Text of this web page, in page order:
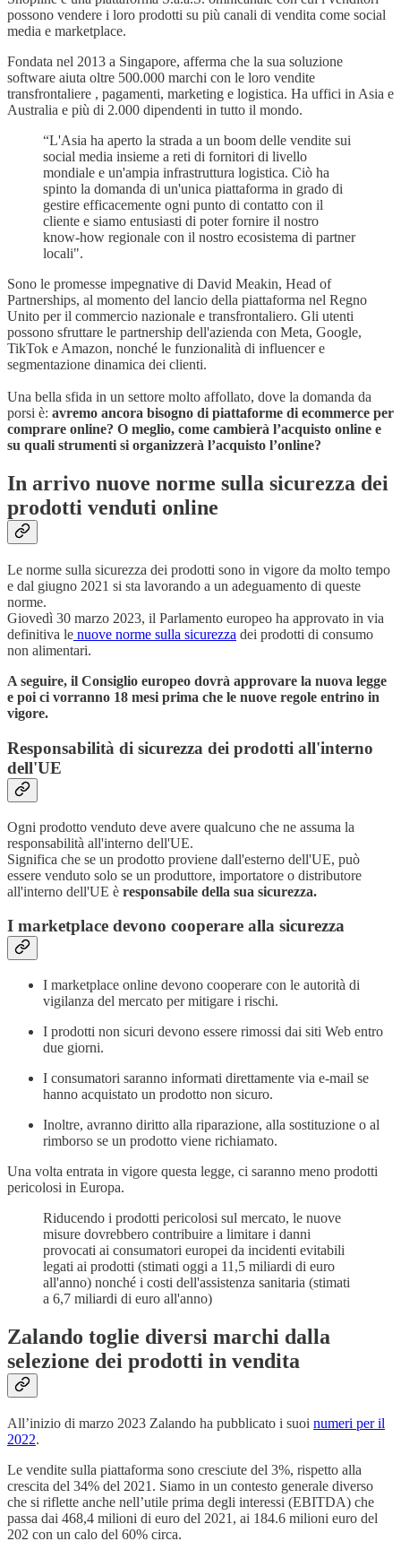
possono vendere i loro prodotti su più canali di vendita come social
media e marketplace.
Fondata nel 2013 a Singapore, afferma che la sua soluzione
software aiuta oltre 500.000 marchi con le loro vendite
transfrontaliere , pagamenti, marketing e logistica. Ha uffici in Asia e
Australia e più di 2.000 dipendenti in tutto il mondo.
“L'Asia ha aperto la strada a un boom delle vendite sui
social media insieme a reti di fornitori di livello
mondiale e un'ampia infrastruttura logistica. Ciò ha
spinto la domanda di un'unica piattaforma in grado di
gestire efficacemente ogni punto di contatto con il
cliente e siamo entusiasti di poter fornire il nostro
know-how regionale con il nostro ecosistema di partner
locali".
Sono le promesse impegnative di David Meakin, Head of
Partnerships, al momento del lancio della piattaforma nel Regno
Unito per il commercio nazionale e transfrontaliero. Gli utenti
possono sfruttare le partnership dell'azienda con Meta, Google,
TikTok e Amazon, nonché le funzionalità di influencer e
segmentazione dinamica dei clienti.
Una bella sfida in un settore molto affollato, dove la domanda da
porsi è: avremo ancora bisogno di piattaforme di ecommerce per
comprare online? O meglio, come cambierà l’acquisto online e
su quali strumenti si organizzerà l’acquisto l’online?
In arrivo nuove norme sulla sicurezza dei
prodotti venduti online
Le norme sulla sicurezza dei prodotti sono in vigore da molto tempo
e dal giugno 2021 si sta lavorando a un adeguamento di queste
norme.
Giovedì 30 marzo 2023, il Parlamento europeo ha approvato in via
definitiva le nuove norme sulla sicurezza dei prodotti di consumo
non alimentari.
A seguire, il Consiglio europeo dovrà approvare la nuova legge
e poi ci vorranno 18 mesi prima che le nuove regole entrino in
vigore.
Responsabilità di sicurezza dei prodotti all'interno
dell'UE
Ogni prodotto venduto deve avere qualcuno che ne assuma la
responsabilità all'interno dell'UE.
Significa che se un prodotto proviene dall'esterno dell'UE, può
essere venduto solo se un produttore, importatore o distributore
all'interno dell'UE è responsabile della sua sicurezza.
I marketplace devono cooperare alla sicurezza
I marketplace online devono cooperare con le autorità di
vigilanza del mercato per mitigare i rischi.
I prodotti non sicuri devono essere rimossi dai siti Web entro
due giorni.
I consumatori saranno informati direttamente via e-mail se
hanno acquistato un prodotto non sicuro.
Inoltre, avranno diritto alla riparazione, alla sostituzione o al
rimborso se un prodotto viene richiamato.
Una volta entrata in vigore questa legge, ci saranno meno prodotti
pericolosi in Europa.
Riducendo i prodotti pericolosi sul mercato, le nuove
misure dovrebbero contribuire a limitare i danni
provocati ai consumatori europei da incidenti evitabili
legati ai prodotti (stimati oggi a 11,5 miliardi di euro
all'anno) nonché i costi dell'assistenza sanitaria (stimati
a 6,7 miliardi di euro all'anno)
Zalando toglie diversi marchi dalla
selezione dei prodotti in vendita
All’inizio di marzo 2023 Zalando ha pubblicato i suoi numeri per il
2022.
Le vendite sulla piattaforma sono cresciute del 3%, rispetto alla
crescita del 34% del 2021. Siamo in un contesto generale diverso
che si riflette anche nell’utile prima degli interessi (EBITDA) che
passa dai 468,4 milioni di euro del 2021, ai 184.6 milioni euro del
202 con un calo del 60% circa.